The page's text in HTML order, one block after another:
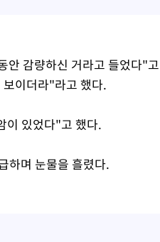
감량하신 거라고 들었다"
이더라"라고 했다.
이 있었다"고 했다.
하며 눈물을 흘렸다.